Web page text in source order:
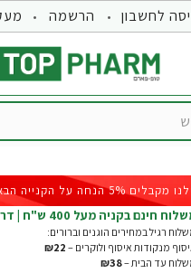
לחשבון הרשמה
הנחה על הקנייה הבאה |
חינם בקניה מעל 400 ש"ח | דרך איפוסט עד 5 ק"ג
רגיל במחירים הוגנים וברורים:
מנקודות איסוף ולוקרים – ₪22
עד הבית –₪38